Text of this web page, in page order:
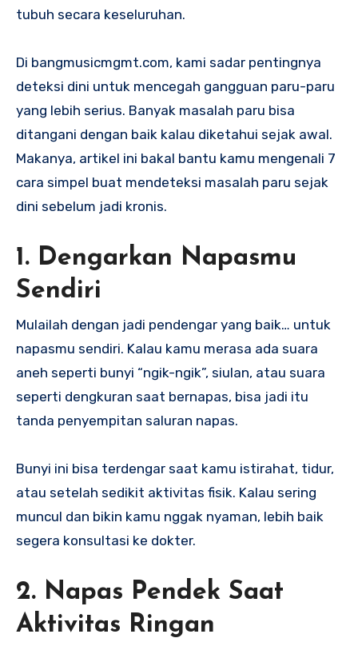
tubuh secara keseluruhan.
Di bangmusicmgmt.com, kami sadar pentingnya
deteksi dini untuk mencegah gangguan paru-paru
yang lebih serius. Banyak masalah paru bisa
ditangani dengan baik kalau diketahui sejak awal.
Makanya, artikel ini bakal bantu kamu mengenali 7
cara simpel buat mendeteksi masalah paru sejak
dini sebelum jadi kronis.
1. Dengarkan Napasmu
Sendiri
Mulailah dengan jadi pendengar yang baik… untuk
napasmu sendiri. Kalau kamu merasa ada suara
aneh seperti bunyi “ngik-ngik”, siulan, atau suara
seperti dengkuran saat bernapas, bisa jadi itu
tanda penyempitan saluran napas.
Bunyi ini bisa terdengar saat kamu istirahat, tidur,
atau setelah sedikit aktivitas fisik. Kalau sering
muncul dan bikin kamu nggak nyaman, lebih baik
segera konsultasi ke dokter.
2. Napas Pendek Saat
Aktivitas Ringan